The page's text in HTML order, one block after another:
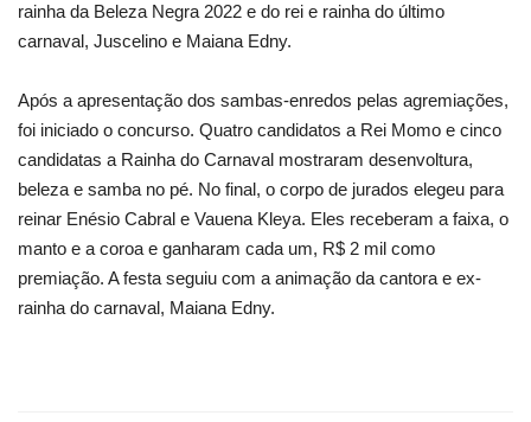
rainha da Beleza Negra 2022 e do rei e rainha do último
carnaval, Juscelino e Maiana Edny.
Após a apresentação dos sambas-enredos pelas agremiações,
foi iniciado o concurso. Quatro candidatos a Rei Momo e cinco
candidatas a Rainha do Carnaval mostraram desenvoltura,
beleza e samba no pé. No final, o corpo de jurados elegeu para
reinar Enésio Cabral e Vauena Kleya. Eles receberam a faixa, o
manto e a coroa e ganharam cada um, R$ 2 mil como
premiação. A festa seguiu com a animação da cantora e ex-
rainha do carnaval, Maiana Edny.